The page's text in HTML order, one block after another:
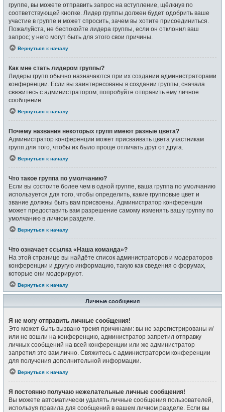
группе, вы можете отправить запрос на вступление, щёлкнув по
соответствующей кнопке. Лидер группы должен будет одобрить ваше
участие в группе и может спросить, зачем вы хотите присоединиться.
Пожалуйста, не беспокойте лидера группы, если он отклонил ваш
запрос; у него могут быть для этого свои причины.
Вернуться к началу
Как мне стать лидером группы?
Лидеры групп обычно назначаются при их создании администраторами
конференции. Если вы заинтересованы в создании группы, сначала
свяжитесь с администратором; попробуйте отправить ему личное
сообщение.
Вернуться к началу
Почему названия некоторых групп имеют разные цвета?
Администратор конференции может присваивать цвета участникам
групп для того, чтобы их было проще отличать друг от друга.
Вернуться к началу
Что такое группа по умолчанию?
Если вы состоите более чем в одной группе, ваша группа по умолчанию
используется для того, чтобы определить, какие групповые цвет и
звание должны быть вам присвоены. Администратор конференции
может предоставить вам разрешение самому изменять вашу группу по
умолчанию в личном разделе.
Вернуться к началу
Что означает ссылка «Наша команда»?
На этой странице вы найдёте список администраторов и модераторов
конференции и другую информацию, такую как сведения о форумах,
которые они модерируют.
Вернуться к началу
Личные сообщения
Я не могу отправить личные сообщения!
Это может быть вызвано тремя причинами: вы не зарегистрированы и/
или не вошли на конференцию, администратор запретил отправку
личных сообщений на всей конференции или же администратор
запретил это вам лично. Свяжитесь с администратором конференции
для получения дополнительной информации.
Вернуться к началу
Я постоянно получаю нежелательные личные сообщения!
Вы можете автоматически удалять личные сообщения пользователей,
используя правила для сообщений в вашем личном разделе. Если вы